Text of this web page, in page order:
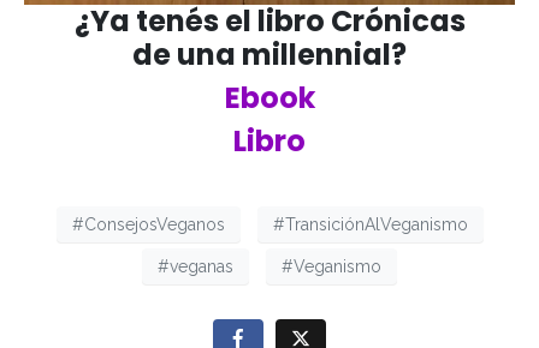
¿Ya tenés el libro Crónicas
de una millennial?
Ebook
Libro
#ConsejosVeganos #TransiciónAlVeganismo
#veganas #Veganismo